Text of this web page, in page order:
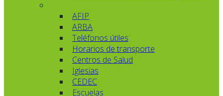
AFIP
ARBA
Teléfonos útiles
Horarios de transporte
Centros de Salud
Iglesias
CEDEC
Escuelas